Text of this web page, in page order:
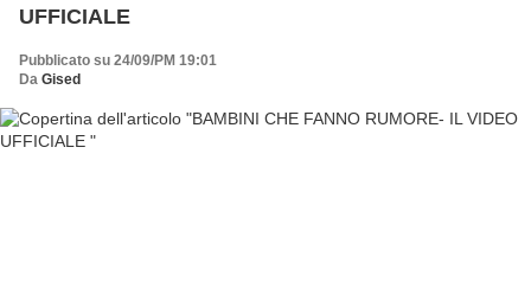
UFFICIALE
Pubblicato su 24/09/PM 19:01
Da Gised